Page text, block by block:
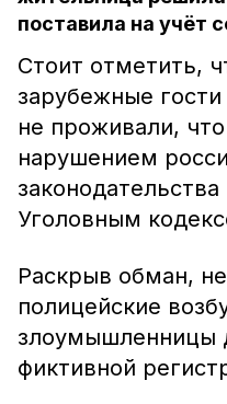
поставила на учёт
Стоит отметить,
зарубежные
не проживали,
нарушением
законодательства
Уголовным
Раскрыв обман,
полицейские
злоумышленницы
фиктивной